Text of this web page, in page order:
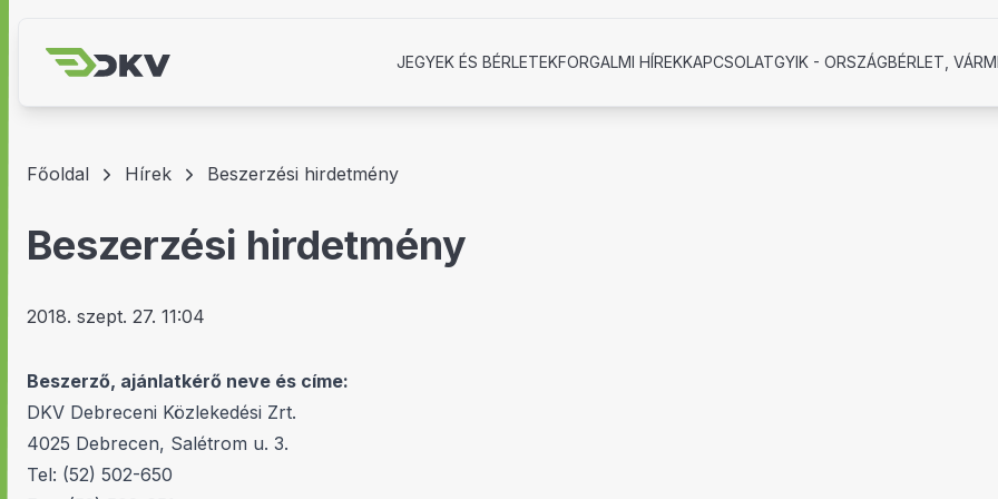
JEGYEK ÉS BÉRLETEKFORGALMI HÍREKKAPCSOLATGYIK - ORSZÁGBÉRLET,
Főoldal Hírek Beszerzési hirdetmény
Beszerzési hirdetmény
2018. szept. 27. 11:04
Beszerző, ajánlatkérő neve és címe:
DKV Debreceni Közlekedési Zrt.
4025 Debrecen, Salétrom u. 3.
Tel: (52) 502-650